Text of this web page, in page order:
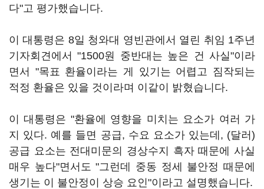
다"고 평가했습니다.
이 대통령은 8일 청와대 영빈관에서 열린 취임 1주년
기자회견에서 "1500원 중반대는 높은 건 사실"이라
면서 "목표 환율이라는 게 있기는 어렵고 짐작되는
적정 환율은 있을 것이라며 이같이 밝혔습니다.
이 대통령은 "환율에 영향을 미치는 요소가 여러 가
지 있다. 예를 들면 공급, 수요 요소가 있는데, (달러)
공급 요소는 전대미문의 경상수지 흑자 때문에 사실
매우 높다"면서도 "그런데 중동 정세 불안정 때문에
생기는 이 불안정이 상승 요인"이라고 설명했습니다.